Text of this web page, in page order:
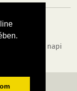
képek, napi
RÓLUNK